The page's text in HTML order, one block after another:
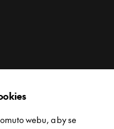
webu, aby se